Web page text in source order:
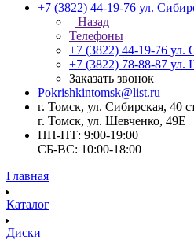
+7 (3822) 44-19-76 ул.
Назад
Телефоны
+7 (3822) 44-19-76 ул.
+7 (3822) 78-88-87 ул.
Заказать звонок
Pokrishkintomsk@list.ru
г. Томск, ул. Сибирская, 40
г. Томск, ул. Шевченко, 49Е
ПН-ПТ: 9:00-19:00
СБ-ВС: 10:00-18:00
Главная
Каталог
Диски